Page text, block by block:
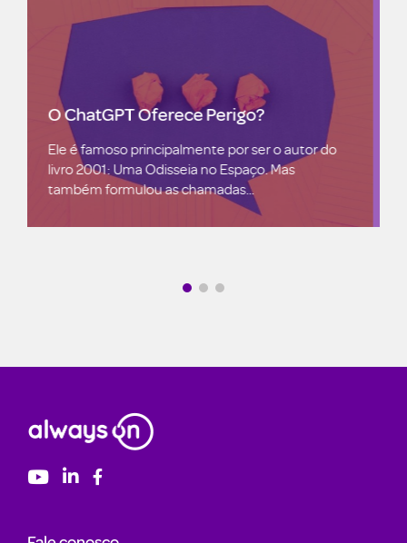
Mercado em alerta: empresas de IA
estão ficando sem dados para
treinamento
Mercado em alerta: empresas de IA estão
ficando sem dados para treinamento Os dados
desempenham um papel central na economia...